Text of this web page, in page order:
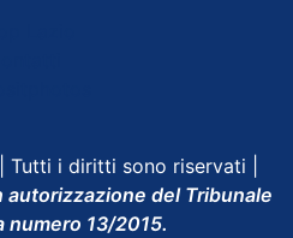
i diritti sono riservati |
del Tribunale
numero 13/2015.